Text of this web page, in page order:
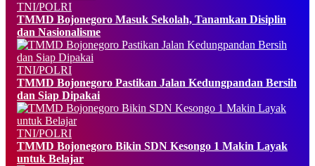
TNI/POLRI
TMMD Bojonegoro Masuk Sekolah, Tanamkan Disiplin
dan Nasionalisme
TNI/POLRI
TMMD Bojonegoro Pastikan Jalan Kedungpandan Bersih
dan Siap Dipakai
TNI/POLRI
TMMD Bojonegoro Bikin SDN Kesongo 1 Makin Layak
untuk Belajar